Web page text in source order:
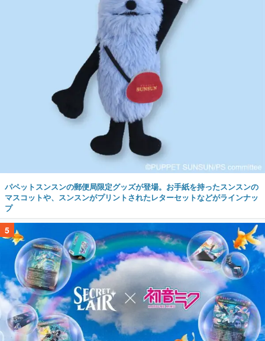
パペットスンスンの郵便局限定グッズが登場。お手紙を持ったスンスンの
マスコットや、スンスンがプリントされたレターセットなどがラインナッ
プ
5